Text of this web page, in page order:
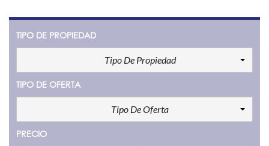
TIPO DE PROPIEDAD
Tipo De Propiedad
TIPO DE OFERTA
Tipo De Oferta
PRECIO